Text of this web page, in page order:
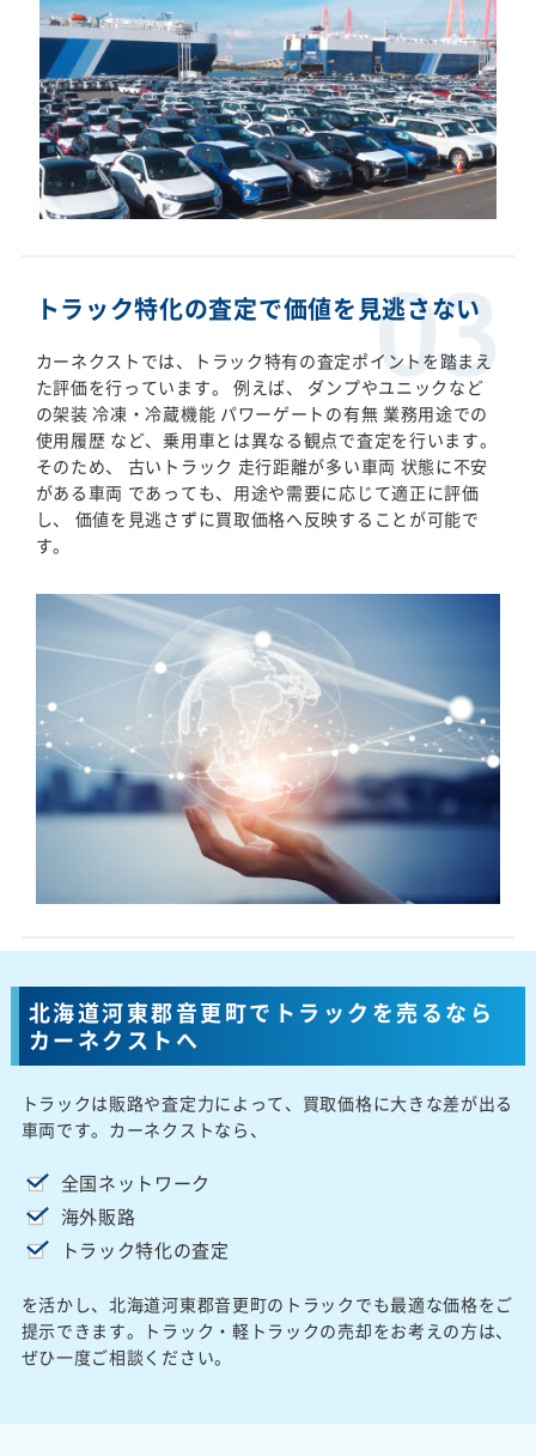
トラック特化の査定で価値を見逃さない
カーネクストでは、トラック特有の査定ポイントを踏まえ
た評価を行っています。 例えば、 ダンプやユニックなど
の架装 冷凍・冷蔵機能 パワーゲートの有無 業務用途での
使用履歴 など、乗用車とは異なる観点で査定を行います。
そのため、 古いトラック 走行距離が多い車両 状態に不安
がある車両 であっても、用途や需要に応じて適正に評価
し、 価値を見逃さずに買取価格へ反映することが可能で
す。
北海道河東郡音更町でトラックを売るなら
カーネクストへ
トラックは販路や査定力によって、買取価格に大きな差が出る
車両です。カーネクストなら、
全国ネットワーク
海外販路
トラック特化の査定
を活かし、北海道河東郡音更町のトラックでも最適な価格をご
提示できます。トラック・軽トラックの売却をお考えの方は、
ぜひ一度ご相談ください。